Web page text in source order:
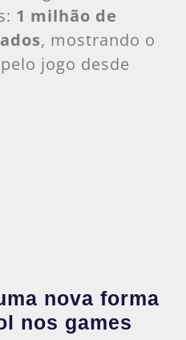
1 milhão de
, mostrando o
jogo desde
nova forma
nos games